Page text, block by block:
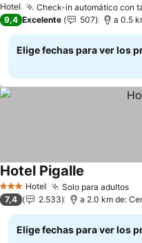
Hotel Check-in automático con
9,4 Excelente 507
Elige fechas para ver los
3 Estrellas
Hotel Solo para adultos
Hotel Pigalle
7,4 2.533 a 2.0 km de:
Elige fechas para ver los